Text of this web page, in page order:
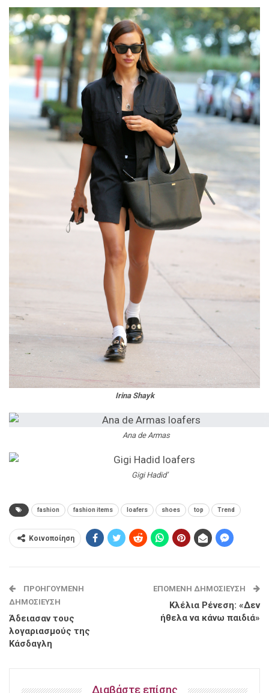
Irina Shayk
Ana de Armas
Gigi Hadid’
fashion fashion items loafers shoes top Trend
Κοινοποίηση
ΠΡΟΗΓΟΎΜΕΝΗ
ΔΗΜΟΣΊΕΥΣΗ
Άδειασαν τους
λογαριασμούς της
Κάσδαγλη
ΕΠΌΜΕΝΗ ΔΗΜΟΣΊΕΥΣΗ
Κλέλια Ρένεση: «Δεν
ήθελα να κάνω παιδιά»
Διαβάστε επίσης